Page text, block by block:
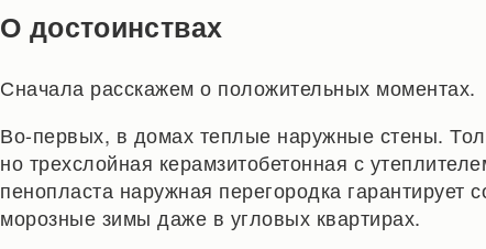
О достоинствах
Сначала расскажем о положительных моментах.
Во-первых, в домах теплые наружные стены.
но трехслойная керамзитобетонная с
пенопласта наружная перегородка гарантирует
морозные зимы даже в угловых квартирах.